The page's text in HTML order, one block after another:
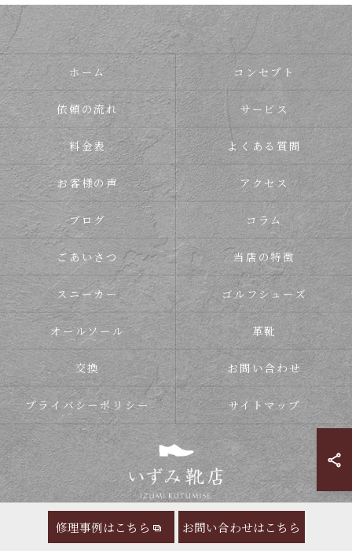
修理事例はこちら お問い合わせはこちら
ホーム コンセプト
依頼の流れ サービス
料金表 よくある質問
お客様の声 アクセス
ブログ コラム
ごあいさつ 当店の特徴
スニーカー ゴルフシューズ
オールソール 革靴
交換 お問い合わせ
プライバシーポリシー サイトマップ
© 2026 靴の修理ならいずみ靴店 ALL RIGHTS RESERVED.